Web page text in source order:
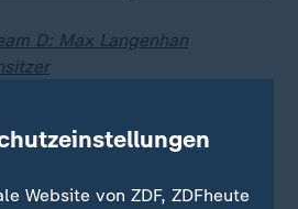
D: Max Langenhan
Gold gibt es schon am
(18.30 Uhr/ ZDF
Website von ZDF, ZDFheute